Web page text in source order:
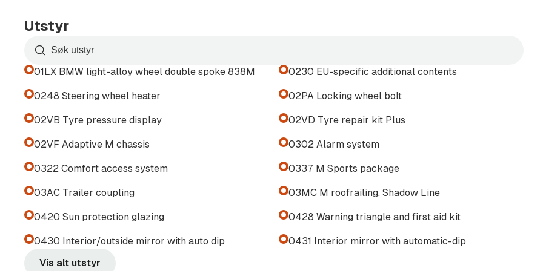
Den sofistikerte Space Silver Metallic-lakken fremhever bilens moderne linjer
og passer perfekt sammen med de sportslige M Sport-detaljene. Resultatet er
en bil som fremstår både elegant og dynamisk.
Praktisk elektrisk SUV
iX1 tilbyr god plass til både familie og bagasje, samtidig som den leverer lave
driftskostnader og utslippsfri kjøring. En perfekt kombinasjon av funksjonalitet,
teknologi og premiumfølelse.
For ytterligere informasjon, kontakt oss gjerne direkte, både på dag- og
Magnus: 986 63 668
Utstyr
Søk
etter
i
01LX BMW light-alloy wheel double spoke 838M 0230 EU-specific additional contents
0248 Steering wheel heater 02PA Locking wheel bolt
02VB Tyre pressure display 02VD Tyre repair kit Plus
02VF Adaptive M chassis 0302 Alarm system
0322 Comfort access system 0337 M Sports package
03AC Trailer coupling 03MC M roofrailing, Shadow Line
0420 Sun protection glazing 0428 Warning triangle and first aid kit
0430 Interior/outside mirror with auto dip
0431 Interior mirror with automatic-dip
Vis alt utstyr